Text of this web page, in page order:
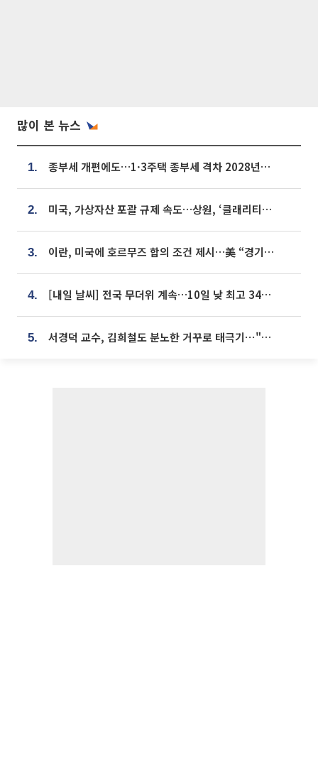
많이 본 뉴스
1. 종부세 개편에도…1·3주택 종부세 격차 2028년부터 확대
2. 미국, 가상자산 포괄 규제 속도…상원, ‘클래리티법’ 9월 절차투표 추진
3. 이란, 미국에 호르무즈 합의 조건 제시…美 “경기 아직 안 끝나” [종합]
4. [내일 날씨] 전국 무더위 계속…10일 낮 최고 34도 육박
5. 서경덕 교수, 김희철도 분노한 거꾸로 태극기⋯"엉터리는 아냐, 아쉬울 뿐"